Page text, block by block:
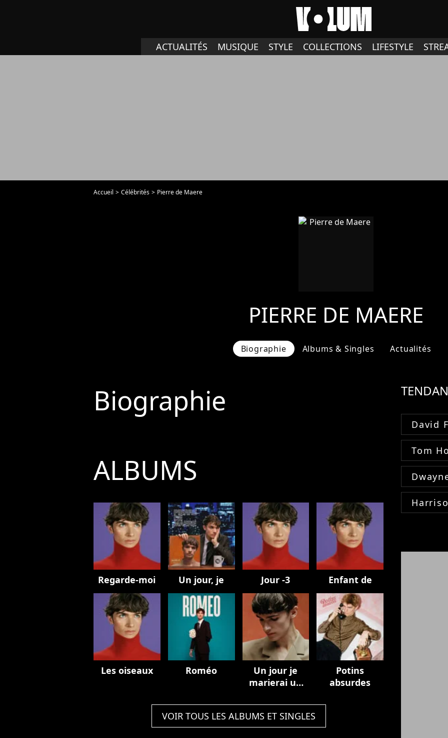
ACTUALITÉS MUSIQUE STYLE COLLECTIONS LIFESTYLE
Accueil Célébrités Pierre de Maere
PIERRE DE MAERE
Biographie Albums & Singles Actualités
Biographie
ALBUMS
Regarde-moi Un jour, je Jour -3 Enfant de
Les oiseaux Roméo
Un jour je
marierai un
Potins
absurdes
VOIR TOUS LES ALBUMS ET SINGLES
David
Tom